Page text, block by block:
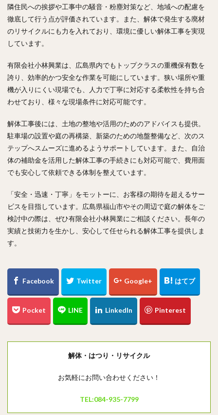
隣住民への挨拶や工事中の騒音・粉塵対策など、地域への配慮を
徹底して行う点が評価されています。また、解体で発生する廃材
のリサイクルにも力を入れており、環境に優しい解体工事を実現
しています。
有限会社小林興業は、広島県内でもトップクラスの重機保有数を
誇り、効率的かつ安全な作業を可能にしています。狭い場所や重
機が入りにくい現場でも、人力で丁寧に対応する柔軟性を持ち合
わせており、様々な現場条件に対応可能です。
解体工事後には、土地の整地や活用のためのアドバイスも提供。
駐車場の設置や庭の再構築、新築のための地盤整備など、次のス
テップへスムーズに進めるようサポートしています。また、自治
体の補助金を活用した解体工事の手続きにも対応可能で、費用面
でも安心して依頼できる体制を整えています。
「安全・迅速・丁寧」をモットーに、お客様の期待を超えるサー
ビスを目指しています。広島県福山市やその周辺で庭の解体をご
検討中の際は、ぜひ有限会社小林興業にご相談ください。長年の
実績と技術力を生かし、安心して任せられる解体工事を提供しま
す。
解体・はつり・リサイクル
お気軽にお問い合わせください！
TEL:084-935-7799